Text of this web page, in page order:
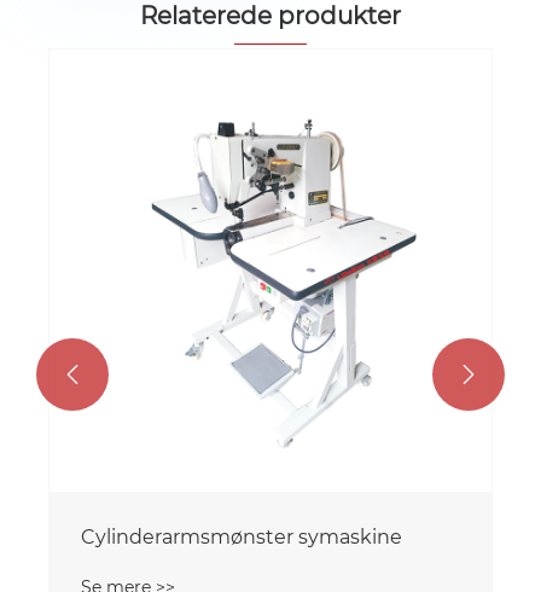
Relaterede produkter
Computer Cylinder Arm Mønster
 